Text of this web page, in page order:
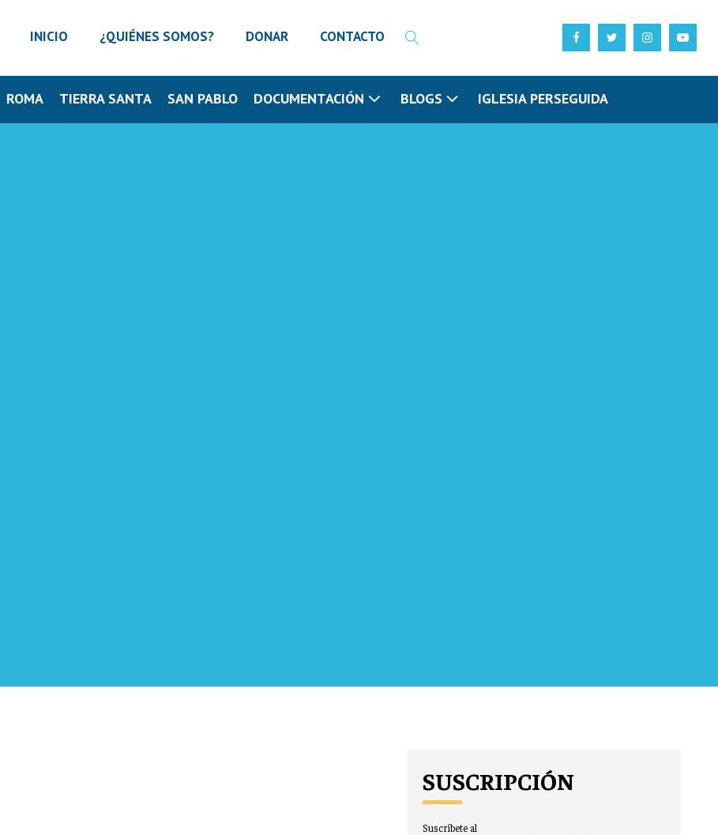
INICIO ¿QUIÉNES SOMOS? DONAR CONTACTO
ROMA TIERRA SANTA SAN PABLO DOCUMENTACIÓN BLOGS IGLESIA PERSEGUIDA
SUSCRIPCIÓN
Suscríbete al